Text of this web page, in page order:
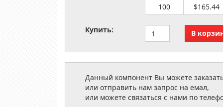
100
$165.44
Купить:
Данный компонент Вы можете
или отправить нам запрос на емал,
или можете связаться с нами по